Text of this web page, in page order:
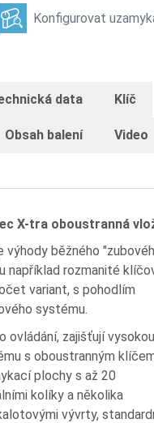
Konfigurovat
data Klíč
Obsah balení Video
X-tra oboustranná
výhody běžného
například rozmanité
variant, s pohodlím
systému.
ovládání, zajišťují vysokou
s oboustranným
plochy s až 20
kolíky a několika
vývrty,